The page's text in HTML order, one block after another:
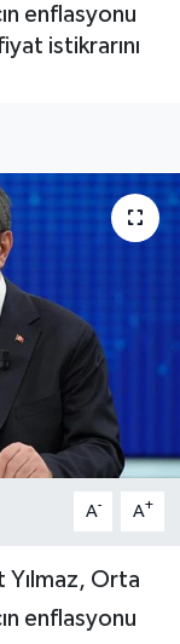
enflasyonu
istikrarını
A- A+
Yılmaz, Orta
enflasyonu